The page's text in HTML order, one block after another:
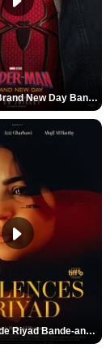
Spider-Man: Brand New Day Bande-annonce VO STFR
Les Silences de Riyad Bande-annonce VO STFR